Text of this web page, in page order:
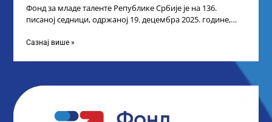
Фонд за младе таленте Републике Србије је на 136.
писаној седници, одржаној 19. децембра 2025. године,
Сазнај више »